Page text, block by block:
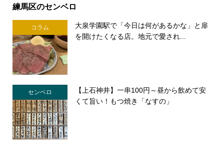
練馬区のセンベロ
コラム
大泉学園駅で「今日は何があるかな」と扉
を開けたくなる店。地元で愛され...
センベロ
【上石神井】一串100円～昼から飲めて安
くて旨い！もつ焼き「なすの」